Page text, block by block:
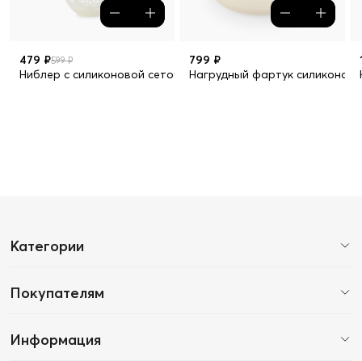
479 ₽599 ₽
Ниблер с силиконовой сеточкой
799 ₽
Нагрудный фартук
Категории
Покупателям
Информация